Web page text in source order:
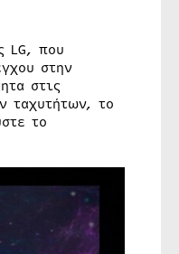
LG, που
στην
στις
ταχυτήτων, το
το